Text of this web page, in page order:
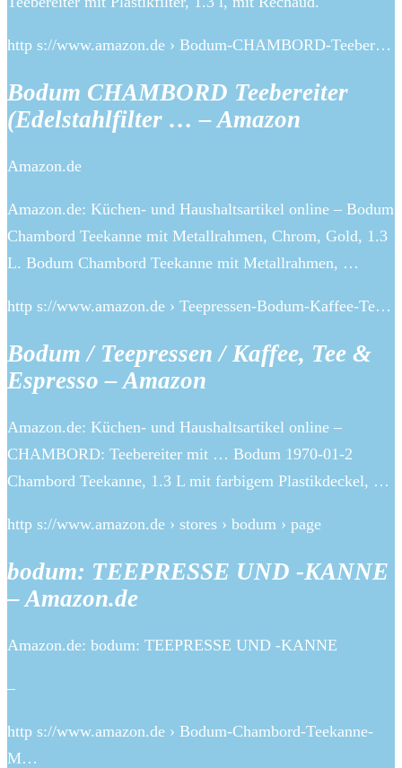
http s://www.amazon.de › Bodum-CHAMBORD-Teeber…
Bodum CHAMBORD Teebereiter
(Edelstahlfilter … – Amazon
Amazon.de
Amazon.de: Küchen- und Haushaltsartikel online – Bodum
Chambord Teekanne mit Metallrahmen, Chrom, Gold, 1.3
L. Bodum Chambord Teekanne mit Metallrahmen, …
http s://www.amazon.de › Teepressen-Bodum-Kaffee-Te…
Bodum / Teepressen / Kaffee, Tee &
Espresso – Amazon
Amazon.de: Küchen- und Haushaltsartikel online –
CHAMBORD: Teebereiter mit … Bodum 1970-01-2
Chambord Teekanne, 1.3 L mit farbigem Plastikdeckel, …
http s://www.amazon.de › stores › bodum › page
bodum: TEEPRESSE UND -KANNE
– Amazon.de
Amazon.de: bodum: TEEPRESSE UND -KANNE
–
http s://www.amazon.de › Bodum-Chambord-Teekanne-
M…